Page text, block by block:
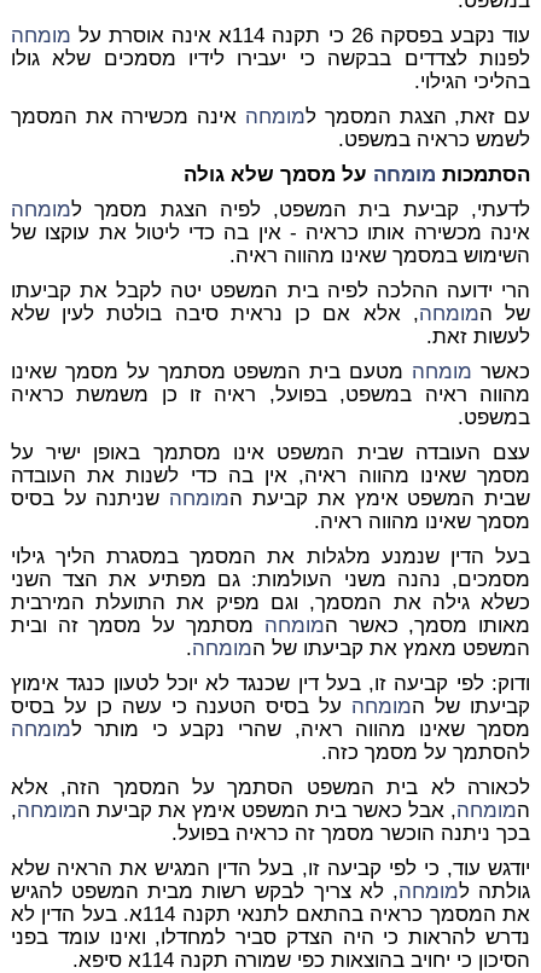
עוד נקבע בפסקה 26 כי תקנה 114א אינה אוסרת על
מומחה
לפנות לצדדים בבקשה כי יעבירו לידיו מסמכים שלא גולו
בהליכי הגילוי.
עם זאת, הצגת המסמך למומחה אינה מכשירה את המסמך
לשמש כראיה במשפט.
הסתמכות מומחה על מסמך שלא גולה
לדעתי, קביעת בית המשפט, לפיה הצגת מסמך למומחה
אינה מכשירה אותו כראיה - אין בה כדי ליטול את עוקצו של
השימוש במסמך שאינו מהווה ראיה.
הרי ידועה ההלכה לפיה בית המשפט יטה לקבל את קביעתו
של המומחה, אלא אם כן נראית סיבה בולטת לעין שלא
לעשות זאת.
כאשר מומחה מטעם בית המשפט מסתמך על מסמך שאינו
מהווה ראיה במשפט, בפועל, ראיה זו כן משמשת כראיה
במשפט.
עצם העובדה שבית המשפט אינו מסתמך באופן ישיר על
מסמך שאינו מהווה ראיה, אין בה כדי לשנות את העובדה
שבית המשפט אימץ את קביעת המומחה שניתנה על בסיס
מסמך שאינו מהווה ראיה.
בעל הדין שנמנע מלגלות את המסמך במסגרת הליך גילוי
מסמכים, נהנה משני העולמות: גם מפתיע את הצד השני
כשלא גילה את המסמך, וגם מפיק את התועלת המירבית
מאותו מסמך, כאשר המומחה מסתמך על מסמך זה ובית
המשפט מאמץ את קביעתו של המומחה.
ודוק: לפי קביעה זו, בעל דין שכנגד לא יוכל לטעון כנגד אימוץ
קביעתו של המומחה על בסיס הטענה כי עשה כן על בסיס
מסמך שאינו מהווה ראיה, שהרי נקבע כי מותר למומחה
להסתמך על מסמך כזה.
לכאורה לא בית המשפט הסתמך על המסמך הזה, אלא
המומחה, אבל כאשר בית המשפט אימץ את קביעת המומחה,
בכך ניתנה הוכשר מסמך זה כראיה בפועל.
יודגש עוד, כי לפי קביעה זו, בעל הדין המגיש את הראיה שלא
גולתה למומחה, לא צריך לבקש רשות מבית המשפט להגיש
את המסמך כראיה בהתאם לתנאי תקנה 114א. בעל הדין לא
נדרש להראות כי היה הצדק סביר למחדלו, ואינו עומד בפני
הסיכון כי יחויב בהוצאות כפי שמורה תקנה 114א סיפא.